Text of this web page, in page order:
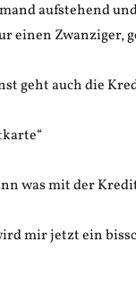
aufstehend
einen Zwanziger,
geht auch die
was mit der
mir jetzt ein